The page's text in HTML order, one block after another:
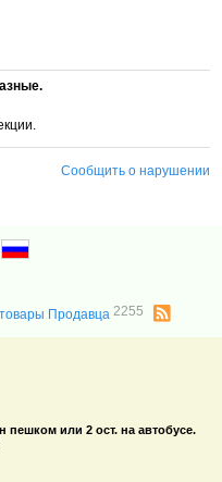
Сообщить о нарушении
Продавца2255
пешком или 2 ост. на автобусе.